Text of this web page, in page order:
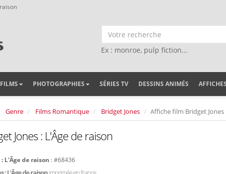
Ex : monroe, pulp fiction...
PHOTOGRAPHIES SÉRIES TV DESSINS ANIMÉS
Genre Films Romantique Bridget Jones Affiche film Bridget Jones
Jones : L'Âge de raison
L'Âge de raison : #68436